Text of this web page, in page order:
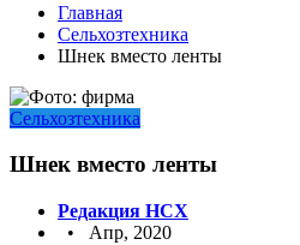
Главная
Сельхозтехника
Шнек вместо ленты
Сельхозтехника
Шнек вместо ленты
Редакция НСХ
• Апр, 2020